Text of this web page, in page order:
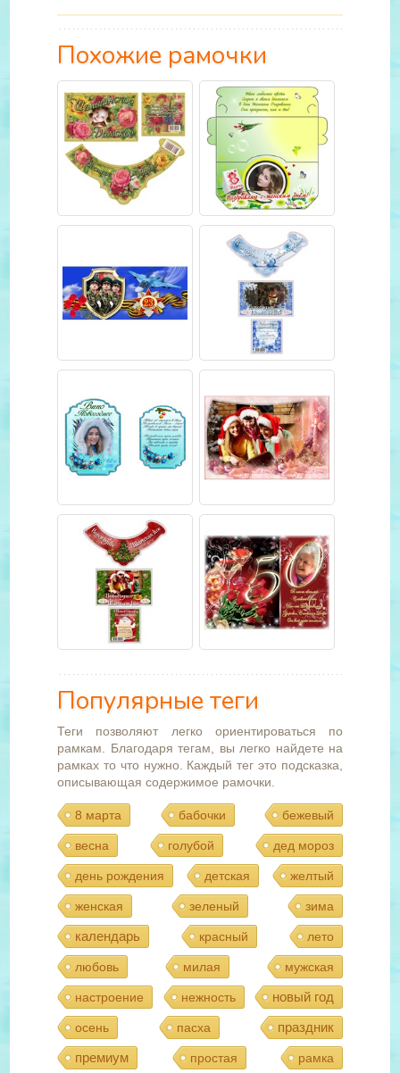
Похожие рамочки
Популярные теги
Теги позволяют легко ориентироваться по
рамкам. Благодаря тегам, вы легко найдете на
рамках то что нужно. Каждый тег это подсказка,
описывающая содержимое рамочки.
8 марта бабочки бежевый
весна голубой дед мороз
день рождения детская желтый
женская зеленый зима
календарь красный лето
любовь милая мужская
настроение нежность новый год
осень пасха
праздник
премиум
простая рамка